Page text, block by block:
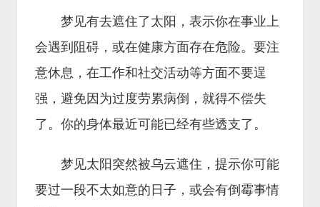
梦见有去遮住了太阳，表示你在事业上
会遇到阻碍，或在健康方面存在危险。要注
意休息，在工作和社交活动等方面不要逞
强，避免因为过度劳累病倒，就得不偿失
了。你的身体最近可能已经有些透支了。
梦见太阳突然被乌云遮住，提示你可能
要过一段不太如意的日子，或会有倒霉事情